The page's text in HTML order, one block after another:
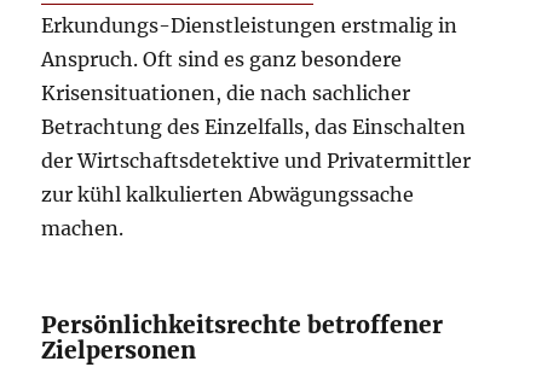
Erkundungs-Dienstleistungen erstmalig in
Anspruch. Oft sind es ganz besondere
Krisensituationen, die nach sachlicher
Betrachtung des Einzelfalls, das Einschalten
der Wirtschaftsdetektive und Privatermittler
zur kühl kalkulierten Abwägungssache
machen.
Persönlichkeitsrechte betroffener
Zielpersonen